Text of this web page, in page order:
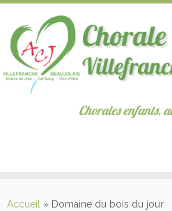
au
Chorales enfants,
Accueil » Domaine du bois du jour